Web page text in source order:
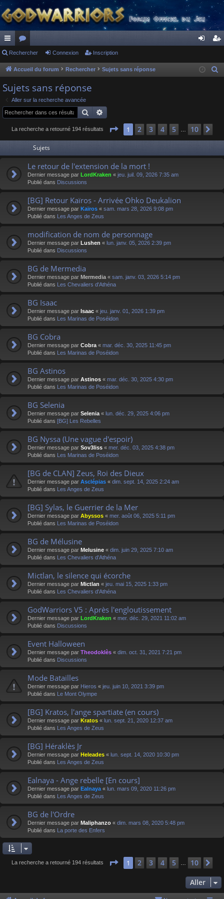
ac
co
ur
ci
s
or
u
s
ne cri
Rechercher Connexion Inscription
Accueil du forum Rechercher Sujets sans réponse
e
Sujets sans réponse
Aller sur la recherche avancée
Rechercher
La recherche a retourné 194 résultats Page 1sur 10
1 2 3 4 5 10
Sujets
Le retour de l'extension de la mort !
Dernier message par LordKraken « jeu. juil. 09, 2026 7:35 am
Publié dans Discussions
[BG] Retour Kaïros - Arrivée Ohko Deukalion
Dernier message par Kaïros « sam. mars 28, 2026 9:08 pm
Publié dans Les Anges de Zeus
modification de nom de personnage
Dernier message par Lushen « lun. janv. 05, 2026 2:39 pm
Publié dans Discussions
BG de Mermedia
Dernier message par Mermedia « sam. janv. 03, 2026 5:14 pm
Publié dans Les Chevaliers d'Athéna
BG Isaac
Dernier message par Isaac « jeu. janv. 01, 2026 1:39 pm
Publié dans Les Marinas de Poséidon
BG Cobra
Dernier message par Cobra « mar. déc. 30, 2025 11:45 pm
Publié dans Les Marinas de Poséidon
BG Astinos
Dernier message par Astinos « mar. déc. 30, 2025 4:30 pm
Publié dans Les Marinas de Poséidon
BG Selenia
Dernier message par Selenia « lun. déc. 29, 2025 4:06 pm
Publié dans [BG] Les Rebelles
BG Nyssa (Une vague d'espoir)
Dernier message par Sov3liss « mer. déc. 03, 2025 4:38 pm
Publié dans Les Marinas de Poséidon
[BG de CLAN] Zeus, Roi des Dieux
Dernier message par Asclépias « dim. sept. 14, 2025 2:24 am
Publié dans Les Anges de Zeus
[BG] Sylas, le Guerrier de la Mer
Dernier message par Abyssos « mer. août 06, 2025 5:11 pm
Publié dans Les Marinas de Poséidon
BG de Mélusine
Dernier message par Melusine « dim. juin 29, 2025 7:10 am
Publié dans Les Chevaliers d'Athéna
Mictlan, le silence qui écorche
Dernier message par Mictlan « jeu. mai 15, 2025 1:33 pm
Publié dans Les Chevaliers d'Athéna
GodWarriors V5 : Après l'engloutissement
Dernier message par LordKraken « mer. déc. 29, 2021 11:02 am
Publié dans Discussions
Event Halloween
Dernier message par Theodoklès « dim. oct. 31, 2021 7:21 pm
Publié dans Discussions
Mode Batailles
Dernier message par Hieros « jeu. juin 10, 2021 3:39 pm
Publié dans Le Mont Olympe
[BG] Kratos, l'ange spartiate (en cours)
Dernier message par Kratos « lun. sept. 21, 2020 12:37 am
Publié dans Les Anges de Zeus
[BG] Héraklès Jr
Dernier message par Heleades « lun. sept. 14, 2020 10:30 pm
Publié dans Les Anges de Zeus
Ealnaya - Ange rebelle [En cours]
Dernier message par Ealnaya « lun. mars 09, 2020 11:26 pm
Publié dans Les Anges de Zeus
BG de l'Ordre
Dernier message par Maliphanzo « dim. mars 08, 2020 5:48 pm
Publié dans La porte des Enfers
La recherche a retourné 194 résultats Page 1sur 10
1 2 3 4 5 10
Aller